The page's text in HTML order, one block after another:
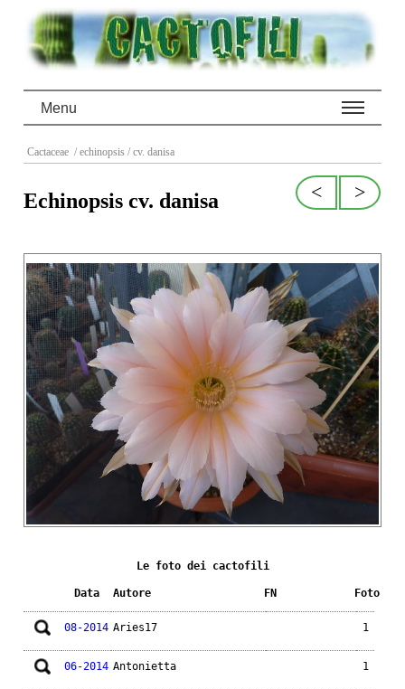
Menu
Cactaceae / echinopsis / cv. danisa
>
<
Echinopsis cv. danisa
Le foto dei cactofili
Data Autore FN Foto
08-2014 Aries17 1
06-2014 Antonietta 1